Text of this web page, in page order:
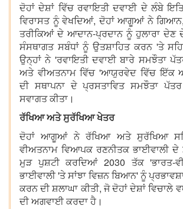
ਦੋਹਾਂ ਦੇਸ਼ਾਂ ਵਿੱਚ ਰਵਾਇਤੀ ਦਵਾਈ ਦੇ ਲੰਬੇ
ਵਿਰਾਸਤ ਨੂੰ ਵੇਖਦਿਆਂ, ਦੋਹਾਂ ਆਗੂਆਂ ਨੇ
ਤਰੀਕਿਆਂ ਦੇ ਆਦਾਨ-ਪ੍ਰਦਾਨ ਨੂੰ ਹੁਲਾਰਾ ਦੇਣ
ਸੰਸਥਾਗਤ ਸਬੰਧਾਂ ਨੂੰ ਉਤਸ਼ਾਹਿਤ ਕਰਨ 'ਤੇ
ਉਨ੍ਹਾਂ ਨੇ 'ਰਵਾਇਤੀ ਦਵਾਈ ਬਾਰੇ ਸਮਝੌਤਾ
ਅਤੇ ਵੀਅਤਨਾਮ ਵਿੱਚ 'ਆਯੁਰਵੇਦ ਵਿੱਚ ਇੱਕ
ਦੀ ਸਥਾਪਨਾ ਦੇ ਪ੍ਰਸਤਾਵਿਤ ਸਮਝੌਤਾ
ਸਵਾਗਤ ਕੀਤਾ।
ਰੱਖਿਆ ਅਤੇ ਸੁਰੱਖਿਆ ਖੇਤਰ
ਦੋਹਾਂ ਆਗੂਆਂ ਨੇ ਰੱਖਿਆ ਅਤੇ ਸੁਰੱਖਿਆ
ਵੀਅਤਨਾਮ ਵਿਆਪਕ ਰਣਨੀਤਕ ਭਾਈਵਾਲੀ
ਮੁੜ ਪੁਸ਼ਟੀ ਕਰਦਿਆਂ 2030 ਤੱਕ 'ਭਾਰਤ-
ਭਾਈਵਾਲੀ 'ਤੇ ਸਾਂਝਾ ਵਿਜ਼ਨ ਬਿਆਨ' ਨੂੰ
ਕਰਨ ਦੀ ਸ਼ਲਾਘਾ ਕੀਤੀ, ਜੋ ਦੋਹਾਂ ਦੇਸ਼ਾਂ ਵਿਚਾਲੇ
ਦੀ ਅਗਵਾਈ ਕਰਦਾ ਹੈ।